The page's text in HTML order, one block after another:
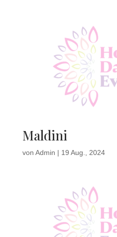
Maldini
von Admin | 19 Aug., 2024